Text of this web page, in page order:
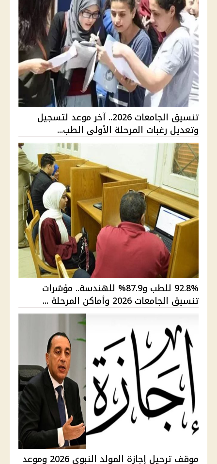
تنسيق الجامعات 2026.. آخر موعد لتسجيل
وتعديل رغبات المرحلة الأولى الطب...
92.8% للطب و87.9% للهندسة.. مؤشرات
تنسيق الجامعات 2026 وأماكن المرحلة ...
موقف ترحيل إجازة المولد النبوي 2026 وموعد